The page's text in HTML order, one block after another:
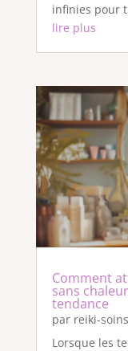
infinies pour
lire plus
Comment
sans
tendance
par reiki-soins
Lorsque les